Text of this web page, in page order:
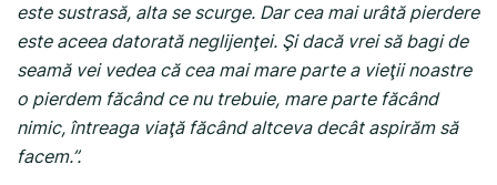
este sustrasă, alta se scurge. Dar cea mai urâtă pierdere
este aceea datorată neglijenţei. Şi dacă vrei să bagi de
seamă vei vedea că cea mai mare parte a vieţii noastre
o pierdem făcând ce nu trebuie, mare parte făcând
nimic, întreaga viaţă făcând altceva decât aspirăm să
facem.”.